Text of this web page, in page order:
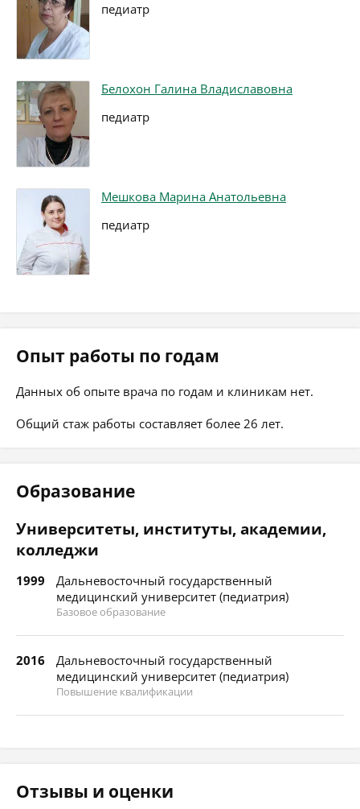
педиатр
Белохон Галина Владиславовна
педиатр
Мешкова Марина Анатольевна
педиатр
Опыт работы по годам
Данных об опыте врача по годам и клиникам нет.
Общий стаж работы составляет более 26 лет.
Образование
Университеты, институты, академии,
колледжи
1999
Дальневосточный государственный
медицинский университет (педиатрия)
Базовое образование
2016
Дальневосточный государственный
медицинский университет (педиатрия)
Повышение квалификации
Отзывы и оценки